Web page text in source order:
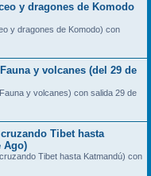
y dragones de Komodo
y dragones de Komodo) con
y volcanes (del 29 de
y volcanes) con salida 29 de
Tibet hasta
Ago)
Tibet hasta Katmandú) con